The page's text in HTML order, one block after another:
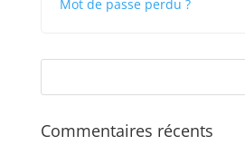
Mot de passe perdu ?
Commentaires récents